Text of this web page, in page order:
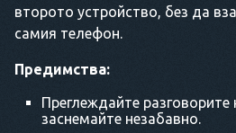
второто устройство, без да
самия телефон.
Предимства:
Преглеждайте разговорите
заснемайте незабавно.